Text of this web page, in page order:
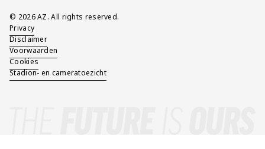
Overig
© 2026 AZ. All rights reserved.
Privacy
Disclaimer
Voorwaarden
Cookies
Stadion- en cameratoezicht